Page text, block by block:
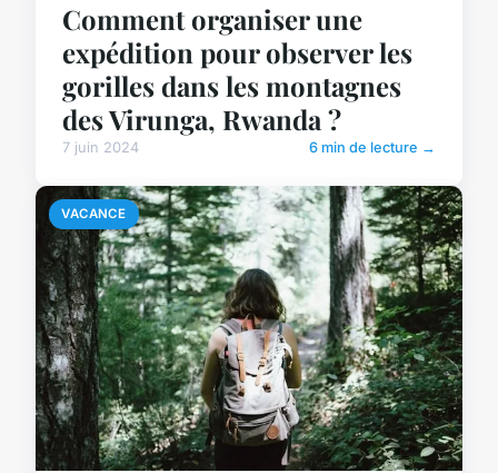
Comment organiser une
expédition pour observer les
gorilles dans les montagnes
des Virunga, Rwanda ?
7 juin 2024 6 min de lecture →
VACANCE